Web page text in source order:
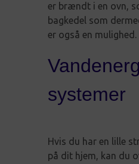
er brændt i en ovn,
bagkedel som
er også en mulighed.
systemer
Hvis du har en lille
på dit hjem, kan du